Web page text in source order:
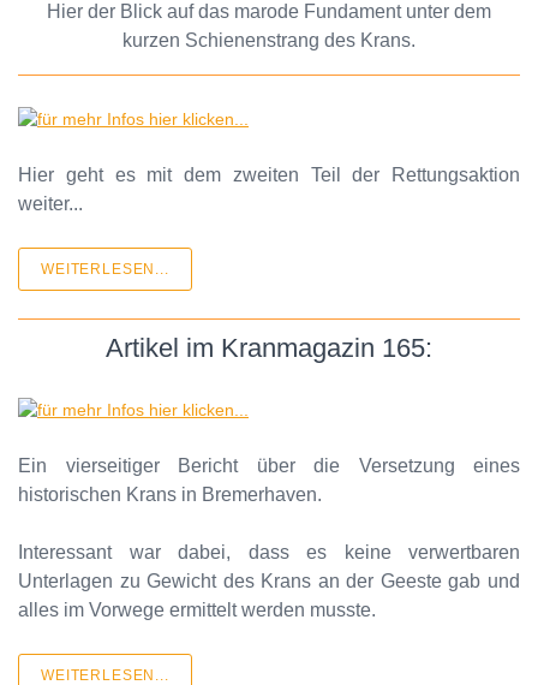
Hier der Blick auf das marode Fundament unter dem
kurzen Schienenstrang des Krans.
Hier geht es mit dem zweiten Teil der Rettungsaktion
weiter...
WEITERLESEN...
Artikel im Kranmagazin 165:
Ein vierseitiger Bericht über die Versetzung eines
historischen Krans in Bremerhaven.
Interessant war dabei, dass es keine verwertbaren
Unterlagen zu Gewicht des Krans an der Geeste gab und
alles im Vorwege ermittelt werden musste.
WEITERLESEN...